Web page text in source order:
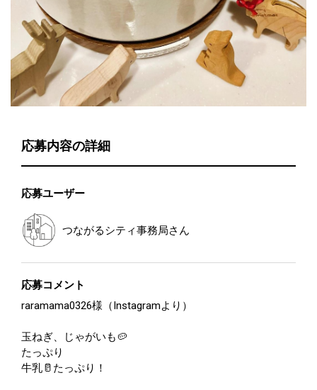
応募内容の詳細
応募ユーザー
つながるシティ事務局さん
応募コメント
raramama0326様（Instagramより）
玉ねぎ、じゃがいも🥔
たっぷり
牛乳🥛たっぷり！